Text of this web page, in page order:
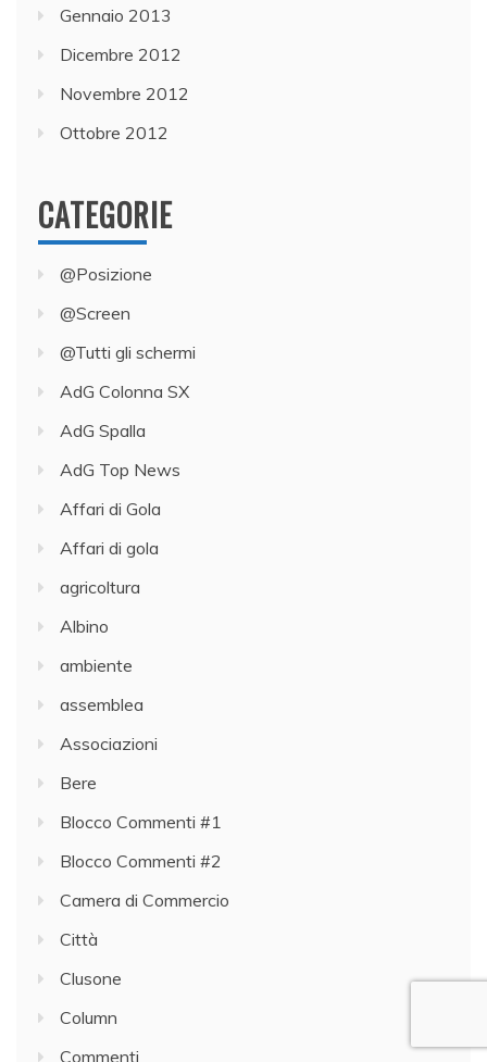
Gennaio 2013
Dicembre 2012
Novembre 2012
Ottobre 2012
CATEGORIE
@Posizione
@Screen
@Tutti gli schermi
AdG Colonna SX
AdG Spalla
AdG Top News
Affari di Gola
Affari di gola
agricoltura
Albino
ambiente
assemblea
Associazioni
Bere
Blocco Commenti #1
Blocco Commenti #2
Camera di Commercio
Città
Clusone
Column
Commenti